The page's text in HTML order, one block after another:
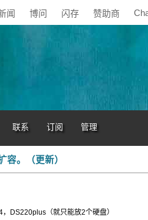
闻 博问 闪存 赞助商
联系 订阅 管理
。（更新）
DS220plus（就只能放2个硬盘）